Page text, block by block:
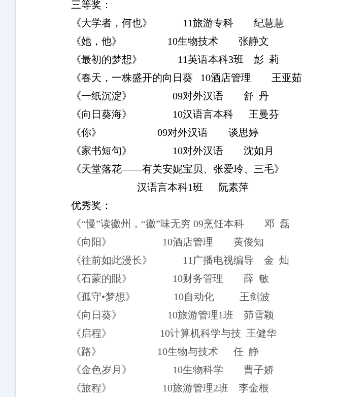
三等奖：
《大学者，何也》
11旅游专科
纪慧慧
《她，他》
10生物技术
张静文
《最初的梦想》
11英语本科3班 彭 莉
《春天，一株盛开的向日葵
10酒店管理
王亚茹
《一纸沉淀》
09对外汉语 舒 丹
《向日葵海》
10汉语言本科
王曼芬
《你》
09对外汉语
谈思婷
《家书短句》
10对外汉语
沈如月
《天堂落花——有关安妮宝贝、张爱玲、三毛》
汉语言本科1班
阮素萍
优秀奖：
《“慢”读徽州，“徽”味无穷 09烹饪本科 邓 磊
《向阳》
10酒店管理
黄俊知
《往前如此漫长》
11 广播电视编导 金 灿
《石蒙的眼》
10财务管理 薛 敏
《孤守•梦想》 10自动化
王剑波
《向日葵》
10旅游管理1班
茆雪颖
《启程》
10计算机科学与技 王健华
《路》
10生物与技术 任 静
《金色岁月》
10生物科学
曹子娇
《旅程》
10旅游管理2班
李金根